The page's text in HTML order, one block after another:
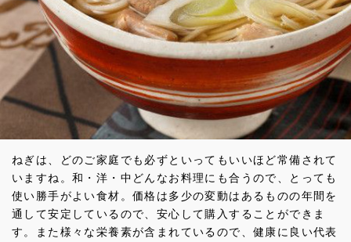
ねぎは、どのご家庭でも必ずといってもいいほど常備されて
いますね。和・洋・中どんなお料理にも合うので、とっても
使い勝手がよい食材。価格は多少の変動はあるものの年間を
通して安定しているので、安心して購入することができま
す。また様々な栄養素が含まれているので、健康に良い代表